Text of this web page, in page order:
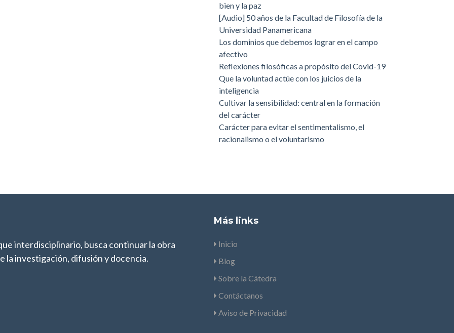
bien y la paz
[Audio] 50 años de la Facultad de Filosofía de la
Universidad Panamericana
Los dominios que debemos lograr en el campo
afectivo
Reflexiones filosóficas a propósito del Covid-19
Que la voluntad actúe con los juicios de la
inteligencia
Cultivar la sensibilidad: central en la formación
del carácter
Carácter para evitar el sentimentalismo, el
racionalismo o el voluntarismo
interdisciplinario, busca continuar la obra
la investigación, difusión y docencia.
Más links
Inicio
Blog
Sobre la Cátedra
Contáctanos
Aviso de Privacidad